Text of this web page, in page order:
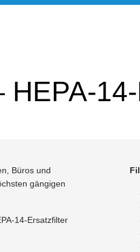
Büros und
gängigen
14-Ersatzfilter